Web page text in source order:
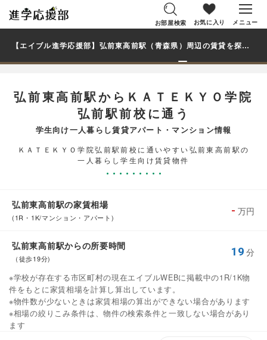
お部屋検索 お気に入り メニュー
【エイブル進学応援部】弘前東高前駅（青森県）周辺の賃貸を探す｜ＫＡＴＥＫＹＯ学院弘前駅前校学生・大学生の一人暮らし向け賃貸マンション・アパート
弘前東高前駅からＫＡＴＥＫＹＯ学院
弘前駅前校に通う
学生向け一人暮らし賃貸アパート・マンション情報
ＫＡＴＥＫＹＯ学院弘前駅前校に通いやすい弘前東高前駅の
一人暮らし学生向け賃貸物件
弘前東高前駅の家賃相場
(1R・1K/マンション・アパート)
- 万円
弘前東高前駅からの所要時間
（徒歩19分)
19 分
※学校が存在する市区町村の現在エイブルWEBに掲載中の1R/1K物
件をもとに家賃相場を計算し算出しています。
※物件数が少ないときは家賃相場の算出ができない場合があります
※相場の絞りこみ条件は、物件の検索条件と一致しない場合があり
ます